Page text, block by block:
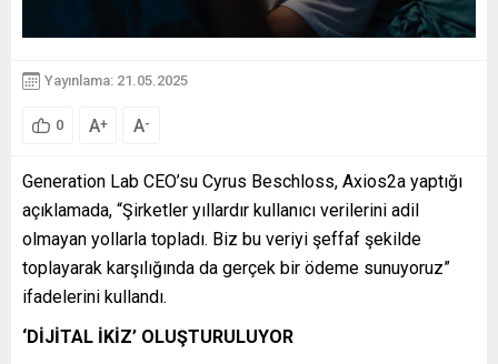
Yayınlama: 21.05.2025
0 A+ A-
Generation Lab CEO’su Cyrus Beschloss, Axios2a yaptığı
açıklamada, “Şirketler yıllardır kullanıcı verilerini adil
olmayan yollarla topladı. Biz bu veriyi şeffaf şekilde
toplayarak karşılığında da gerçek bir ödeme sunuyoruz”
ifadelerini kullandı.
‘DİJİTAL İKİZ’ OLUŞTURULUYOR